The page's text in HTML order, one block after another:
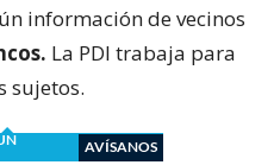
información de vecinos
La PDI trabaja para
sujetos.
AVÍSANOS